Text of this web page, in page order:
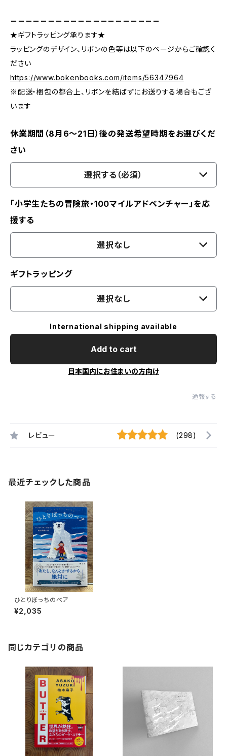
＝＝＝＝＝＝＝＝＝＝＝＝＝＝＝＝＝＝＝＝
★ギフトラッピング承ります★
ラッピングのデザイン、リボンの色等は以下のページからご確認く
ださい
https://www.bokenbooks.com/items/56347964
※配送・梱包の都合上、リボンを結ばずにお送りする場合もござ
います
休業期間（8月6〜21日）後の発送希望時期をお選びくだ
さい
選択する（必須）
「小学生たちの冒険旅・100マイルアドベンチャー」を応
援する
選択なし
ギフトラッピング
選択なし
International shipping available
Add to cart
日本国内にお住まいの方向け
通報する
レビュー (298)
最近チェックした商品
ひとりぼっちのベア
¥2,035
同じカテゴリの商品